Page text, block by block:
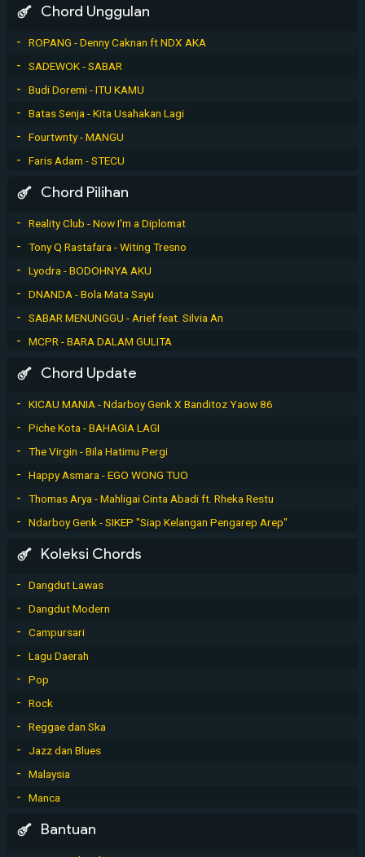
Chord Unggulan
ROPANG - Denny Caknan ft NDX AKA
SADEWOK - SABAR
Budi Doremi - ITU KAMU
Batas Senja - Kita Usahakan Lagi
Fourtwnty - MANGU
Faris Adam - STECU
Chord Pilihan
Reality Club - Now I'm a Diplomat
Tony Q Rastafara - Witing Tresno
Lyodra - BODOHNYA AKU
DNANDA - Bola Mata Sayu
SABAR MENUNGGU - Arief feat. Silvia An
MCPR - BARA DALAM GULITA
Chord Update
KICAU MANIA - Ndarboy Genk X Banditoz Yaow 86
Piche Kota - BAHAGIA LAGI
The Virgin - Bila Hatimu Pergi
Happy Asmara - EGO WONG TUO
Thomas Arya - Mahligai Cinta Abadi ft. Rheka Restu
Ndarboy Genk - SIKEP "Siap Kelangan Pengarep Arep"
Koleksi Chords
Dangdut Lawas
Dangdut Modern
Campursari
Lagu Daerah
Pop
Rock
Reggae dan Ska
Jazz dan Blues
Malaysia
Manca
Bantuan